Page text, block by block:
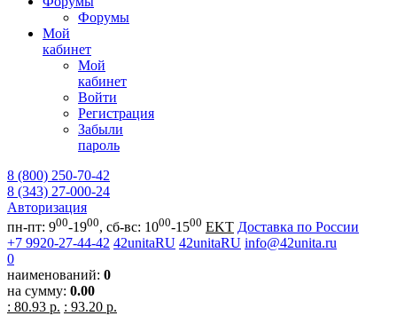
Форумы
Мой
кабинет
Мой
кабинет
Войти
Регистрация
Забыли
пароль
8 (800) 250-70-42
8 (343) 27-000-24
Авторизация
пн-пт: 900-1900, сб-вс: 1000-1500 EKT Доставка по России
+7 9920-27-44-42 42unitaRU 42unitaRU info@42unita.ru
0
наименований: 0
на сумму: 0.00
: 80.93 р. : 93.20 р.